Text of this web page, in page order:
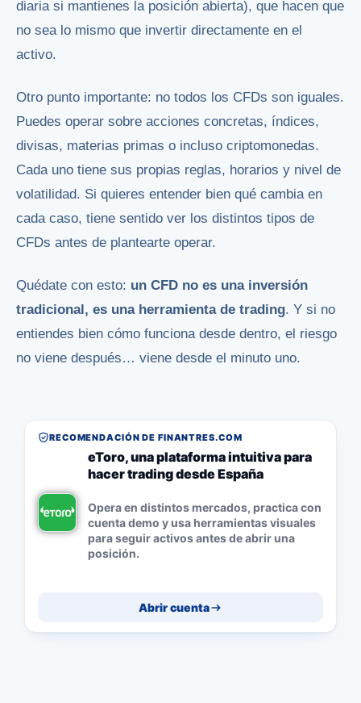
diaria si mantienes la posición abierta), que hacen que
no sea lo mismo que invertir directamente en el
activo.
Otro punto importante: no todos los CFDs son iguales.
Puedes operar sobre acciones concretas, índices,
divisas, materias primas o incluso criptomonedas.
Cada uno tiene sus propias reglas, horarios y nivel de
volatilidad. Si quieres entender bien qué cambia en
cada caso, tiene sentido ver los distintos tipos de
CFDs antes de plantearte operar.
Quédate con esto: un CFD no es una inversión
tradicional, es una herramienta de trading. Y si no
entiendes bien cómo funciona desde dentro, el riesgo
no viene después… viene desde el minuto uno.
RECOMENDACIÓN DE FINANTRES.COM
eToro, una plataforma intuitiva para
hacer trading desde España
Opera en distintos mercados, practica con
cuenta demo y usa herramientas visuales
para seguir activos antes de abrir una
posición.
Abrir cuenta